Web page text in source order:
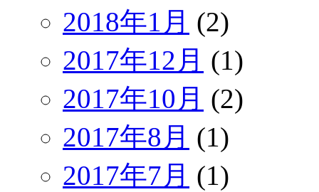
2018年1月 (2)
2017年12月 (1)
2017年10月 (2)
2017年8月 (1)
2017年7月 (1)